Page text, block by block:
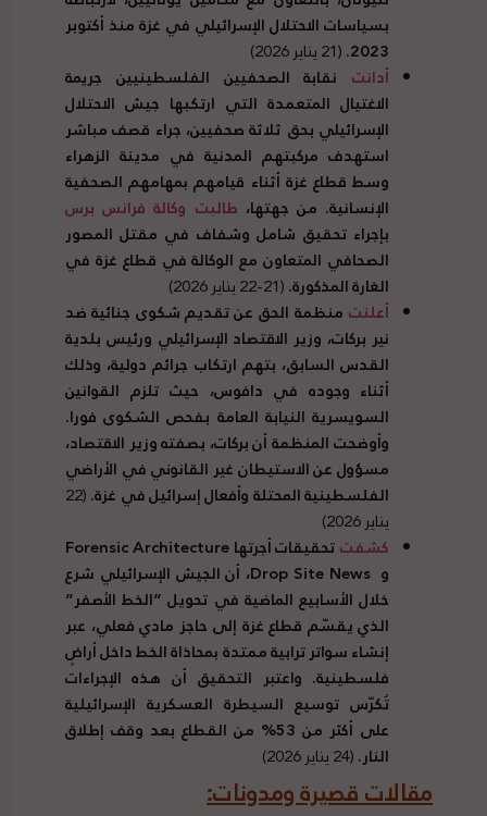
بسياسات الاحتلال الإسرائيلي في غزة منذ أكتوبر
2023. (21 يناير 2026)
أدانت نقابة الصحفيين الفلسطينيين جريمة
الاغتيال المتعمدة التي ارتكبها جيش الاحتلال
الإسرائيلي بحق ثلاثة صحفيين، جراء قصف مباشر
استهدف مركبتهم المدنية في مدينة الزهراء
وسط قطاع غزة أثناء قيامهم بمهامهم الصحفية
الإنسانية. من جهتها، طالبت وكالة فرانس برس
بإجراء تحقيق شامل وشفاف في مقتل المصور
الصحافي المتعاون مع الوكالة في قطاع غزة في
الغارة المذكورة.(21-22 يناير 2026)
أعلنت منظمة الحق عن تقديم شكوى جنائية ضد
نير بركات، وزير الاقتصاد الإسرائيلي ورئيس بلدية
القدس السابق، بتهم ارتكاب جرائم دولية، وذلك
أثناء وجوده في دافوس، حيث تلزم القوانين
السويسرية النيابة العامة بفحص الشكوى فورا.
وأوضحت المنظمة أن بركات، بصفته وزير الاقتصاد،
مسؤول عن الاستيطان غير القانوني في الأراضي
الفلسطينية المحتلة وأفعال إسرائيل في غزة. (22
يناير 2026)
كشفتتحقيقات أجرتهاForensic Architecture
وDrop Site News، أن الجيش الإسرائيلي شرع
خلال الأسابيع الماضية في تحويل “الخط الأصفر”
الذي يقسّم قطاع غزة إلى حاجز مادي فعلي، عبر
إنشاء سواتر ترابية ممتدة بمحاذاة الخط داخل أراضٍ
فلسطينية. واعتبر التحقيق أن هذه الإجراءات
تُكرّس توسيع السيطرة العسكرية الإسرائيلية
على أكثر من 53% من القطاع بعد وقف إطلاق
النار.(24 يناير 2026)
مقالات قصيرة ومدونات: